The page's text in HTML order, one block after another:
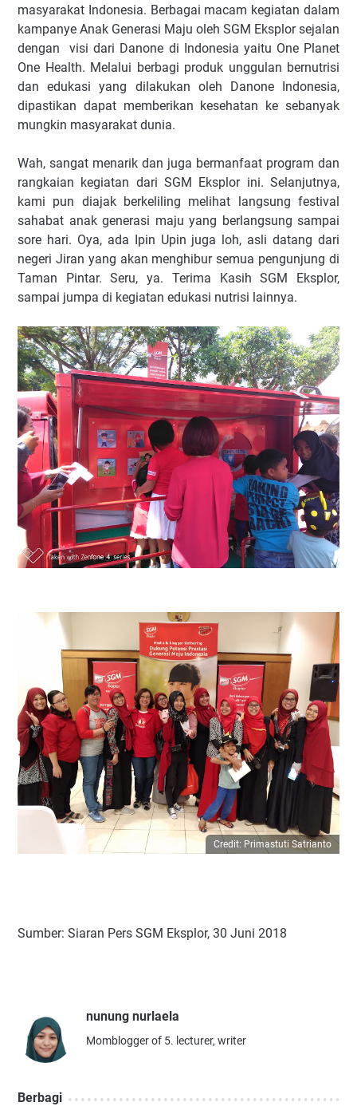
masyarakat Indonesia. Berbagai macam kegiatan dalam
kampanye Anak Generasi Maju oleh SGM Eksplor sejalan
dengan visi dari Danone di Indonesia yaitu One Planet
One Health. Melalui berbagi produk unggulan bernutrisi
dan edukasi yang dilakukan oleh Danone Indonesia,
dipastikan dapat memberikan kesehatan ke sebanyak
mungkin masyarakat dunia.
Wah, sangat menarik dan juga bermanfaat program dan
rangkaian kegiatan dari SGM Eksplor ini. Selanjutnya,
kami pun diajak berkeliling melihat langsung festival
sahabat anak generasi maju yang berlangsung sampai
sore hari. Oya, ada Ipin Upin juga loh, asli datang dari
negeri Jiran yang akan menghibur semua pengunjung di
Taman Pintar. Seru, ya. Terima Kasih SGM Eksplor,
sampai jumpa di kegiatan edukasi nutrisi lainnya.
Credit: Primastuti Satrianto
Sumber: Siaran Pers SGM Eksplor, 30 Juni 2018
nunung nurlaela
Momblogger of 5. lecturer, writer
Berbagi